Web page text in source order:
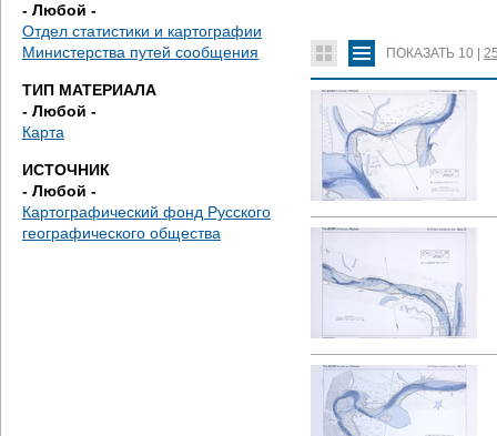
ы
з
д
с
ь
- Любой -
Отдел статистики и картографии
Министерства путей сообщения
ТИП МАТЕРИАЛА
- Любой -
Карта
ИСТОЧНИК
- Любой -
Картографический фонд Русского
географического общества
ПОКАЗАТЬ 10